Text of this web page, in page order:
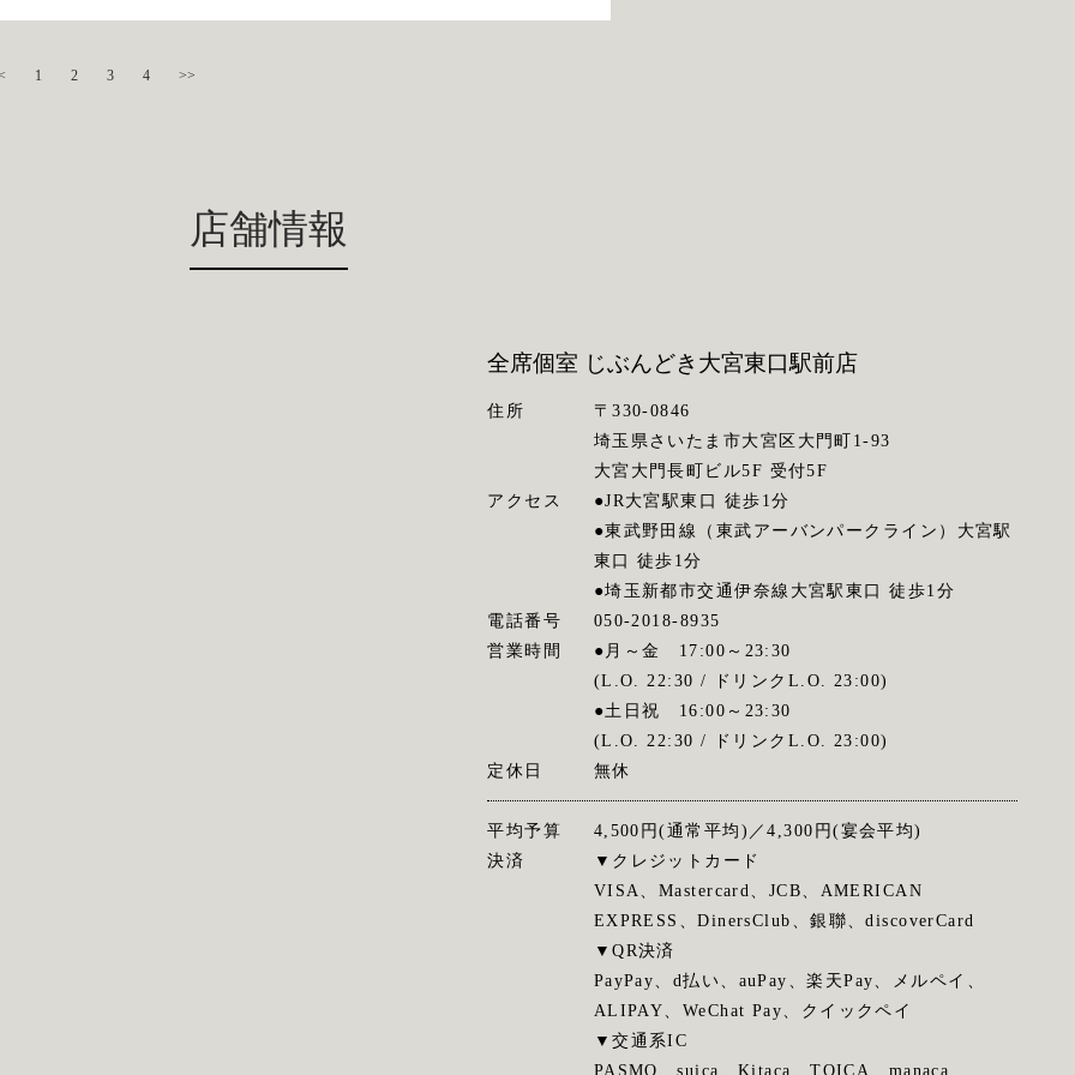
1 2 3 4 >>
店舗情報
全席個室 じぶんどき 大宮東口駅前店
住所
〒330-0846
埼玉県さいたま市大宮区大門町1-93
大宮大門長町ビル5F 受付5F
アクセス
●JR大宮駅東口 徒歩1分
●東武野田線（東武アーバンパークライン）大宮駅
東口 徒歩1分
●埼玉新都市交通伊奈線大宮駅東口 徒歩1分
電話番号
050-2018-8935
営業時間
●月～金 17:00～23:30
(L.O. 22:30 / ドリンクL.O. 23:00)
●土日祝 16:00～23:30
(L.O. 22:30 / ドリンクL.O. 23:00)
定休日
無休
平均予算
4,500円(通常平均)／4,300円(宴会平均)
決済
▼クレジットカード
VISA、Mastercard、JCB、AMERICAN
EXPRESS、DinersClub、銀聯、discoverCard
▼QR決済
PayPay、d払い、auPay、楽天Pay、メルペイ、
ALIPAY、WeChat Pay、クイックペイ
▼交通系IC
PASMO、suica、Kitaca、TOICA、manaca、